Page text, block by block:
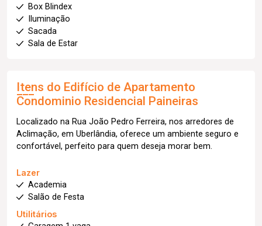
Box Blindex
Iluminação
Sacada
Sala de Estar
Itens do Edifício de Apartamento
Condominio Residencial Paineiras
Localizado na Rua João Pedro Ferreira, nos arredores de
Aclimação, em Uberlândia, oferece um ambiente seguro e
confortável, perfeito para quem deseja morar bem.
Lazer
Academia
Salão de Festa
Utilitários